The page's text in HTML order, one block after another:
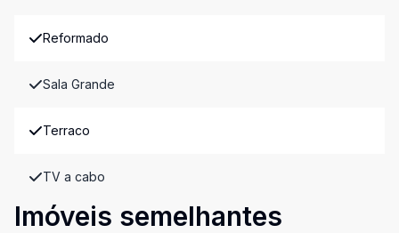
Reformado
Sala Grande
Terraco
TV a cabo
Imóveis semelhantes